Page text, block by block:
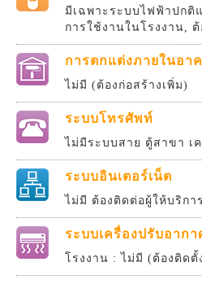
มีเฉพาะระบบไฟฟ้าปกติ
การใช้งานในโรงงาน,
การตกแต่งภายในอา
ไม่มี (ต้องก่อสร้างเพิ่ม)
ระบบโทรศัพท์
ไม่มีระบบสาย ตู้สาขา เ
ระบบอินเตอร์เน็ต
ไม่มี ต้องติดต่อผู้ให้บริกา
ระบบเครื่องปรับอากา
โรงงาน : ไม่มี (ต้องติดตั้